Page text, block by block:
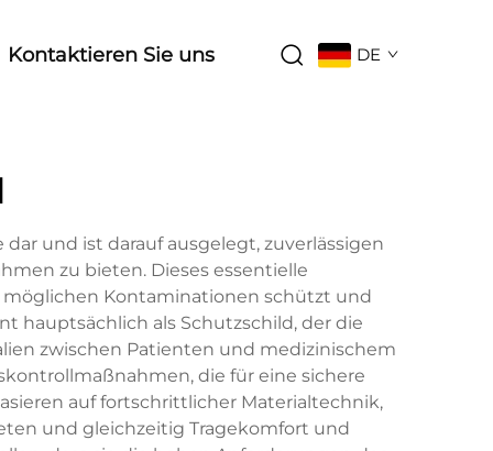
Kontaktieren Sie uns DE
und ist darauf ausgelegt, zuverlässigen
zu bieten. Dieses essentielle
möglichen Kontaminationen schützt und
hauptsächlich als Schutzschild, der die
zwischen Patienten und medizinischem
die für eine sichere
auf fortschrittlicher Materialtechnik,
und gleichzeitig Tragekomfort und